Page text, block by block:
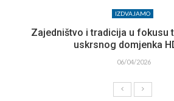
IZDVAJAMO
Zajedništvo i tradicija u fokusu
uskrsnog domjenka
06/04/2026